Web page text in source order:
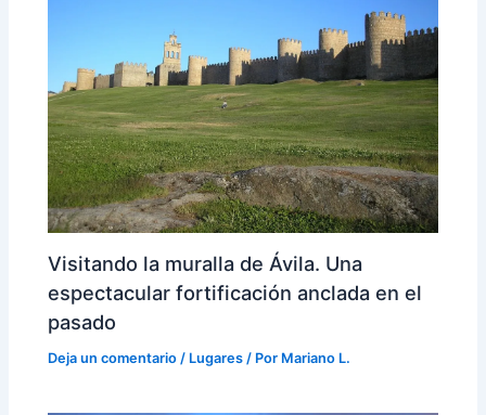
Visitando la muralla de Ávila. Una
espectacular fortificación anclada en el
pasado
Deja un comentario / Lugares / Por Mariano L.